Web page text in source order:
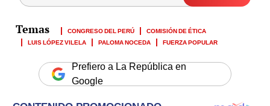
CONGRESO DEL PERÚ
COMISIÓN DE ÉTICA
LUIS LÓPEZ VILELA
PALOMA NOCEDA FUERZA POPULAR
Prefiero a La República en
Google